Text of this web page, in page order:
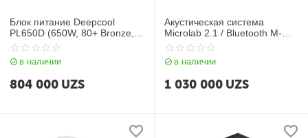
Блок питание Deepcool
PL650D (650W, 80+ Bronze,
APFC, 20+4 pin)
в наличии
804 000 UZS
Акустическая система
Microlab 2.1 / Bluetooth M-
660BT
в наличии
1 030 000 UZS